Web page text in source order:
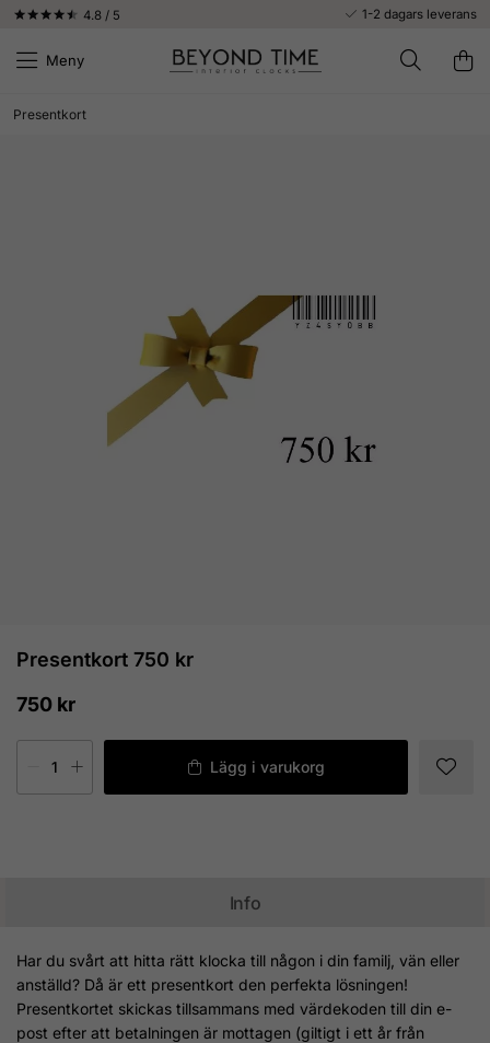
4.8 / 5 1-2 dagars leverans
Meny
Presentkort
Presentkort 750 kr
750 kr
Lägg i varukorg
Info
Har du svårt att hitta rätt klocka till någon i din familj, vän eller
anställd? Då är ett presentkort den perfekta lösningen!
Presentkortet skickas tillsammans med värdekoden till din e-
post efter att betalningen är mottagen (giltigt i ett år från